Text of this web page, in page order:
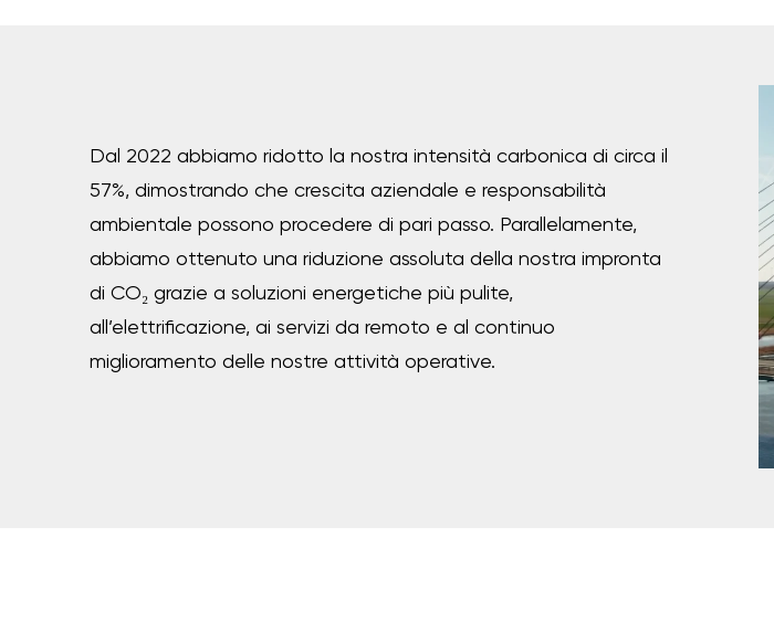
Dal 2022 abbiamo ridotto la nostra intensità carbonica di circa il
57%, dimostrando che crescita aziendale e responsabilità
ambientale possono procedere di pari passo. Parallelamente,
abbiamo ottenuto una riduzione assoluta della nostra impronta
di CO₂grazie a soluzioni energetiche più pulite,
all’elettrificazione, ai servizi da remoto e al continuo
miglioramento delle nostre attività operative.